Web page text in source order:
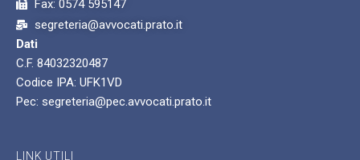
Fax: 0574 595147
segreteria@avvocati.prato.it
Dati
C.F. 84032320487
Codice IPA: UFK1VD
Pec: segreteria@pec.avvocati.prato.it
LINK UTILI